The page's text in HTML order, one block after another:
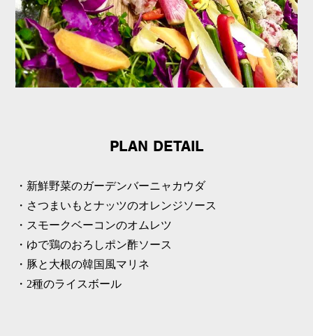
PLAN DETAIL
・新鮮野菜のガーデンバーニャカウダ
・さつまいもとナッツのオレンジソース
・スモークベーコンのオムレツ
・ゆで鶏のおろしポン酢ソース
・豚と大根の韓国風マリネ
・2種のライスボール